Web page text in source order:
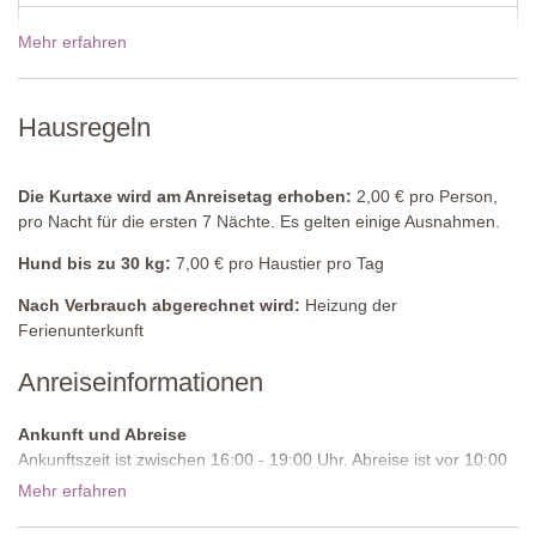
Dusche, Waschbecken, WC.
Doppelbett (kann nicht in ein Zweibettzimmer umgestellt werden),
Badezimmer
Dusche, Waschbecken, WC.
Wohnzimmer
Komplett ausgestattet, Tisch und Stühle, Ventilator.
Schlafzimmer 3
Schrank, Kommode, Bücherregal. Tür zum
19 Dez - 02 Jan 2027
Preise für 2027
Mehr erfahren
Hausregeln
Die Kurtaxe wird am Anreisetag erhoben: 2,00 € pro Person,
pro Nacht für die ersten 7 Nächte. Es gelten einige Ausnahmen.
Hund bis zu 30 kg: 7,00 € pro Haustier pro Tag
Nach Verbrauch abgerechnet wird: Heizung der
Ferienunterkunft
Anreiseinformationen
Ankunft und Abreise
Ankunftszeit ist zwischen 16:00 - 19:00 Uhr. Abreise ist vor 10:00
Uhr morgens.
Zufahrtsstraße:Ungepflastert, unregelmäßig, wir empfehlen ein
Mehr erfahren